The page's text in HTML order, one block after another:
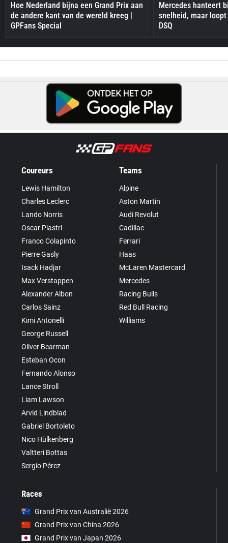
Hoe Nederland bijna een Grand Prix aan
de andere kant van de wereld kreeg |
GPFans Special
Mercedes hanteert
snelheid, maar
DSQ
Coureurs
Lewis Hamilton
Charles Leclerc
Lando Norris
Oscar Piastri
Franco Colapinto
Pierre Gasly
Isack Hadjar
Max Verstappen
Alexander Albon
Carlos Sainz
Kimi Antonelli
George Russell
Oliver Bearman
Esteban Ocon
Fernando Alonso
Lance Stroll
Liam Lawson
Arvid Lindblad
Gabriel Bortoleto
Nico Hülkenberg
Valtteri Bottas
Sergio Pérez
Teams
Alpine
Aston Martin
Audi Revolut
Cadillac
Ferrari
Haas
McLaren Mastercard
Mercedes
Racing Bulls
Red Bull Racing
Williams
Races
Grand Prix van Australië 2026
Grand Prix van China 2026
Grand Prix van Japan 2026